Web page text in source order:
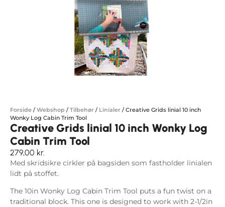
Forside / Webshop / Tilbehør / Linialer / Creative Grids linial 10 inch
Wonky Log Cabin Trim Tool
Creative Grids linial 10 inch Wonky Log
Cabin Trim Tool
279,00 kr.
Med skridsikre cirkler på bagsiden som fastholder linialen
lidt på stoffet.
The 10in Wonky Log Cabin Trim Tool puts a fun twist on a
traditional block. This one is designed to work with 2-1/2in